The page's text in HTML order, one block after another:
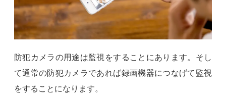
防犯カメラの用途は監視をすることにあります。そし
て通常の防犯カメラであれば録画機器につなげて監視
をすることになります。